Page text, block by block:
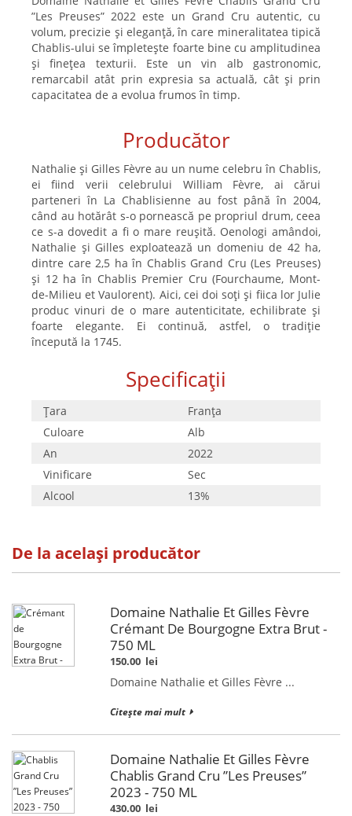
”Les Preuses” 2022 este un Grand Cru autentic, cu
volum, precizie și eleganță, în care mineralitatea tipică
Chablis-ului se împletește foarte bine cu amplitudinea
și finețea texturii. Este un vin alb gastronomic,
remarcabil atât prin expresia sa actuală, cât și prin
capacitatea de a evolua frumos în timp.
Producător
Nathalie și Gilles Fèvre au un nume celebru în Chablis,
ei fiind verii celebrului William Fèvre, ai cărui
parteneri în La Chablisienne au fost până în 2004,
când au hotărât s-o pornească pe propriul drum, ceea
ce s-a dovedit a fi o mare reușită. Oenologi amândoi,
Nathalie și Gilles exploatează un domeniu de 42 ha,
dintre care 2,5 ha în Chablis Grand Cru (Les Preuses)
și 12 ha în Chablis Premier Cru (Fourchaume, Mont-
de-Milieu et Vaulorent). Aici, cei doi soți și fiica lor Julie
produc vinuri de o mare autenticitate, echilibrate și
foarte elegante. Ei continuă, astfel, o tradiție
începută la 1745.
Specificații
Țara
Franţa
Culoare
Alb
An
2022
Vinificare
Sec
Alcool
13%
De la același producător
Domaine Nathalie Et Gilles Fèvre
Crémant De Bourgogne Extra Brut -
750 ML
150.00 lei
Domaine Nathalie et Gilles Fèvre ...
Citește mai mult
Domaine Nathalie Et Gilles Fèvre
Chablis Grand Cru ”Les Preuses”
2023 - 750 ML
430.00 lei